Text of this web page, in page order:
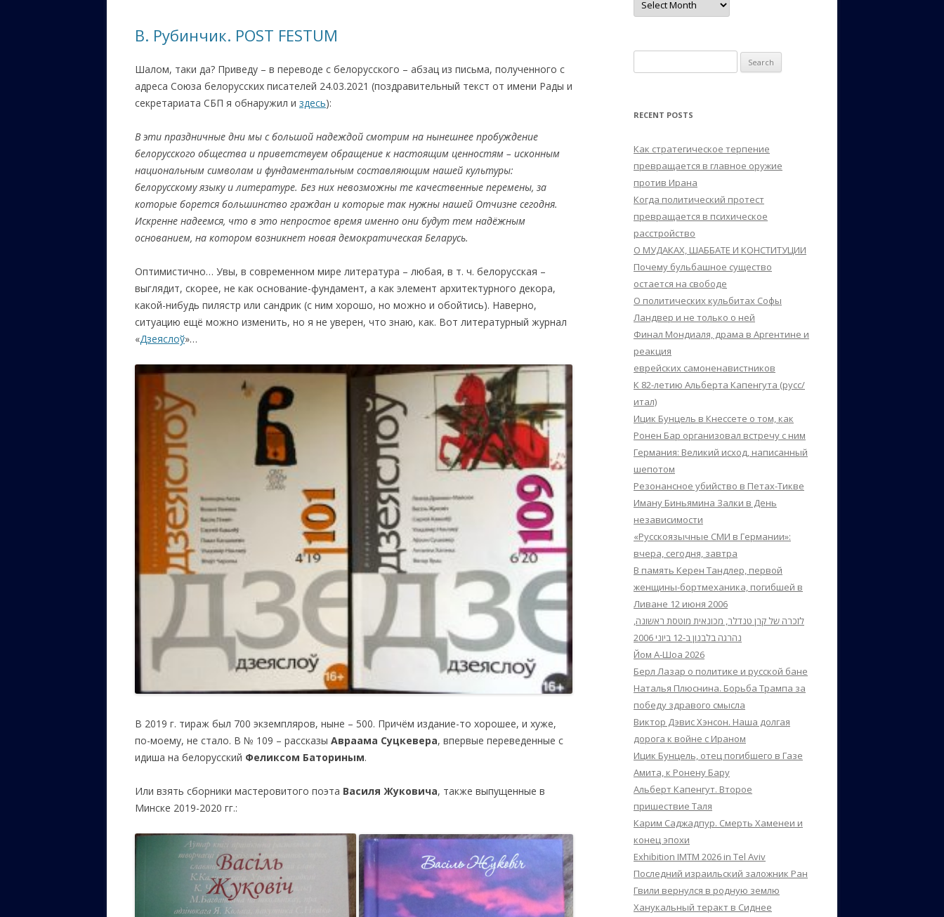
КАЛИНКОВИЧАХ СЕЙЧАС
ОЗАРИЧИ
ИНФОРМАЦИЯ К СТАРОМУ
ОТЗЫВЫ, ПРЕДЛОЖЕНИЯ,
УТОЧНЕНИЯ, ДОПОЛНЕНИЯ
КТО КОГО ИЩЕТ
В. Рубинчик. POST FESTUM
Шалом, таки да? Приведу – в переводе с белорусского – абзац из письма, полученного с
адреса Союза белорусских писателей 24.03.2021 (поздравительный текст от имени Рады и
секретариата СБП я обнаружил и здесь):
В эти праздничные дни мы с большой надеждой смотрим на нынешнее пробуждение
белорусского общества и приветствуем обращение к настоящим ценностям – исконным
национальным символам и фундаментальным составляющим нашей культуры:
белорусскому языку и литературе. Без них невозможны те качественные перемены, за
которые борется большинство граждан и которые так нужны нашей Отчизне сегодня.
Искренне надеемся, что в это непростое время именно они будут тем надёжным
основанием, на котором возникнет новая демократическая Беларусь.
Оптимистично… Увы, в современном мире литература – любая, в т. ч. белорусская –
выглядит, скорее, не как основание-фундамент, а как элемент архитектурного декора,
какой-нибудь пилястр или сандрик (с ним хорошо, но можно и обойтись). Наверно,
ситуацию ещё можно изменить, но я не уверен, что знаю, как. Вот литературный журнал
«Дзеяслоў»…
В 2019 г. тираж был 700 экземпляров, ныне – 500. Причём издание-то хорошее, и хуже,
по-моему, не стало. В № 109 – рассказы Авраама Суцкевера, впервые переведенные с
идиша на белорусский Феликсом Баториным.
Или взять сборники мастеровитого поэта Василя Жуковича, также выпущенные в
Минске 2019-2020 гг.:
for:
RECENT POSTS
Как стратегическое терпение
превращается в главное оружие
против Ирана
Когда политический протест
превращается в психическое
расстройство
О МУДАКАХ, ШАББАТЕ И КОНСТИТУЦИИ
Почему бульбашное существо
остается на свободе
О политических кульбитах Софы
Ландвер и не только о ней
Финал Мондиаля, драма в Аргентине и
реакция
еврейских самоненавистников
К 82-летию Альберта Капенгута (русс/
итал)
Ицик Бунцель в Кнессете о том, как
Ронен Бар организовал встречу с ним
Германия: Великий исход, написанный
шепотом
Резонансное убийство в Петах-Тикве
Иману Биньямина Залки в День
независимости
«Русскоязычные СМИ в Германии»:
вчера, сегодня, завтра
В память Керен Тандлер, первой
женщины-бортмеханика, погибшей в
Ливане 12 июня 2006
לזכרה של קרן טנדלר, מכונאית מוטסת ראשונה,
נהרגה בלבנון ב-12 ביוני 2006
Йом А-Шоа 2026
Берл Лазар о политике и русской бане
Наталья Плюснина. Борьба Трампа за
победу здравого смысла
Виктор Дэвис Хэнсон. Наша долгая
дорога к войне с Ираном
Ицик Бунцель, отец погибшего в Газе
Амита, к Ронену Бару
Альберт Капенгут. Второе
пришествие Таля
Карим Саджадпур. Смерть Хаменеи и
конец эпохи
Exhibition IMTM 2026 in Tel Aviv
Последний израильский заложник Ран
Гвили вернулся в родную землю
Ханукальный теракт в Сиднее